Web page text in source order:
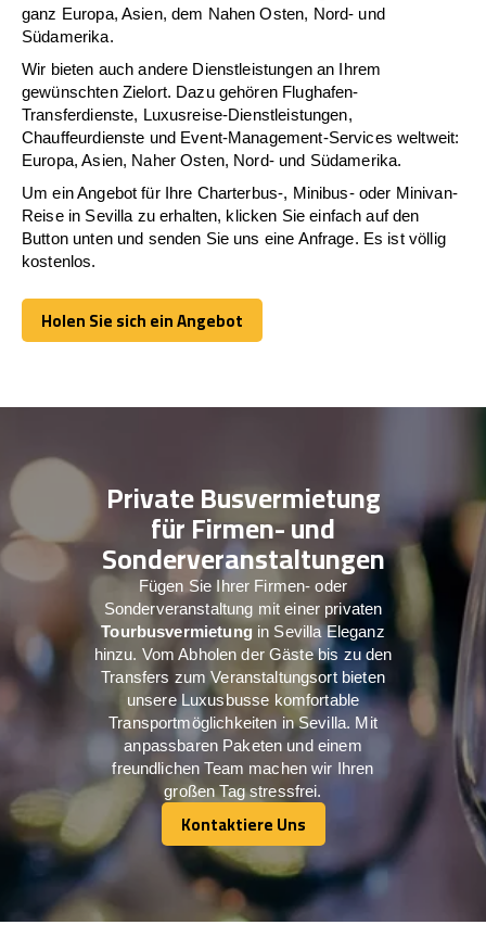
ganz Europa, Asien, dem Nahen Osten, Nord- und
Südamerika.
Wir bieten auch andere Dienstleistungen an Ihrem
gewünschten Zielort. Dazu gehören Flughafen-
Transferdienste, Luxusreise-Dienstleistungen,
Chauffeurdienste und Event-Management-Services weltweit:
Europa, Asien, Naher Osten, Nord- und Südamerika.
Um ein Angebot für Ihre Charterbus-, Minibus- oder Minivan-
Reise in Sevilla zu erhalten, klicken Sie einfach auf den
Button unten und senden Sie uns eine Anfrage. Es ist völlig
kostenlos.
Holen Sie sich ein Angebot
Holen Sie sich ein Angebot
Private Busvermietung
für Firmen- und
Sonderveranstaltungen
Fügen Sie Ihrer Firmen- oder
Sonderveranstaltung mit einer privaten
Tourbusvermietung in Sevilla Eleganz
hinzu. Vom Abholen der Gäste bis zu den
Transfers zum Veranstaltungsort bieten
unsere Luxusbusse komfortable
Transportmöglichkeiten in Sevilla. Mit
anpassbaren Paketen und einem
freundlichen Team machen wir Ihren
großen Tag stressfrei.
Kontaktiere Uns
Kontaktiere Uns